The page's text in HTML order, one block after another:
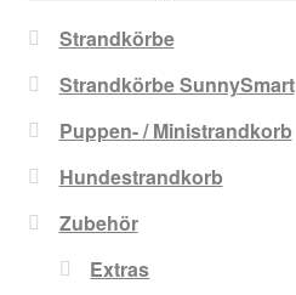
Strandkörbe
Strandkörbe SunnySmart
Puppen- / Ministrandkorb
Hundestrandkorb
Zubehör
Extras